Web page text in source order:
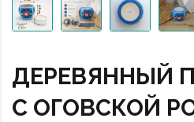
ДЕРЕВЯННЫЙ
С ОГОВСКОЙ